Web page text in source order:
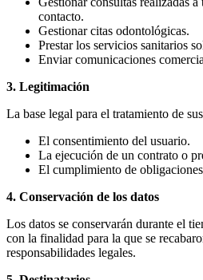
contacto.
Gestionar citas odontológicas.
Prestar los servicios sanitarios
Enviar comunicaciones
3. Legitimación
La base legal para el tratamiento de
El consentimiento del usuario.
La ejecución de un contrato o
El cumplimiento de
4. Conservación de los datos
Los datos se conservarán durante el
con la finalidad para la que se
responsabilidades legales.